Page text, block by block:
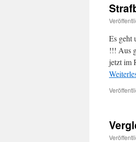
Es geht
!!! Aus
jetzt im